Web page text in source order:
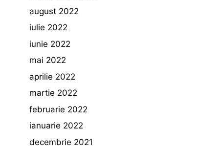
august 2022
iulie 2022
iunie 2022
mai 2022
aprilie 2022
martie 2022
februarie 2022
ianuarie 2022
decembrie 2021